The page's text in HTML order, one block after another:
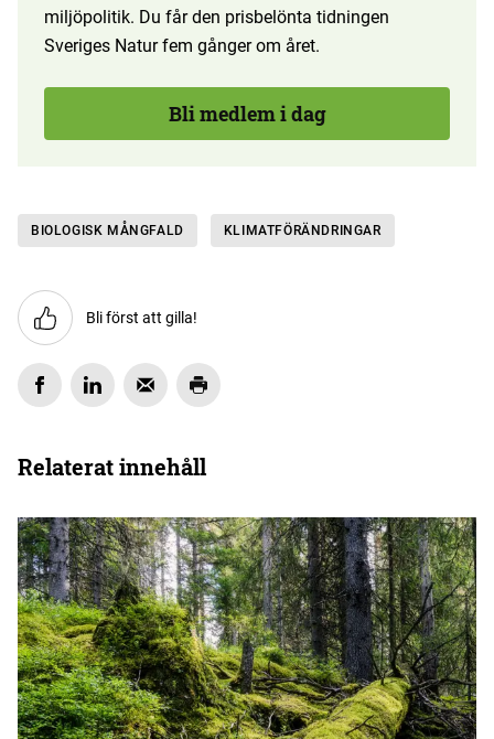
miljöpolitik. Du får den prisbelönta tidningen
Sveriges Natur fem gånger om året.
Bli medlem i dag
BIOLOGISK MÅNGFALD KLIMAT­FÖRÄNDRINGAR
Bli först att gilla!
Relaterat innehåll